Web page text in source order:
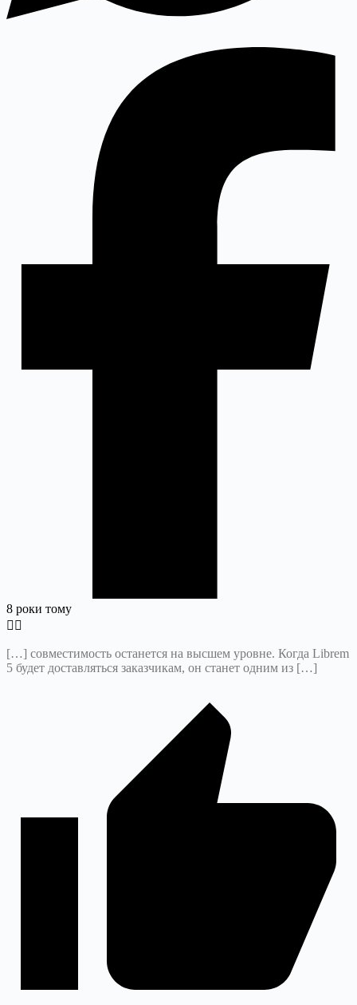
8 роки тому
[…] совместимость останется на высшем уровне. Когда Librem
5 будет доставляться заказчикам, он станет одним из […]